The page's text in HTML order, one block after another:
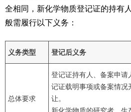
全相同，新化学物质登记证的持有
般需履行以下义务：
义务类型 登记后义务
总体要求
登记证持有人、备案申请
记证载明事项或备案情
让。
新化学物质的研究者、生